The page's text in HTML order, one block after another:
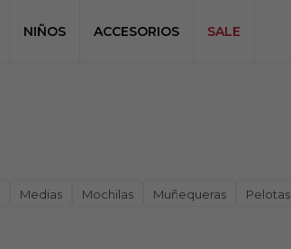
NIÑOS ACCESORIOS SALE
Medias Mochilas Muñequeras Pelotas